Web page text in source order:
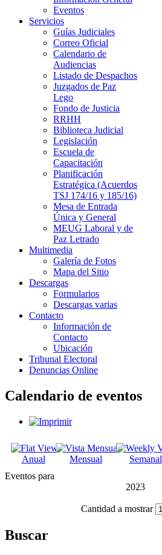
Eventos
Servicios
Guías Judiciales
Correo Oficial
Calendario de
Audiencias
Listado de Despachos
Juzgados de Paz
Lego
Fondo de Justicia
RRHH
Biblioteca Judicial
Legislación
Escuela de
Capacitación
Planificación
Estratégica (Acuerdos
TSJ 174/16 y 185/16)
Mesa de Entrada
Única y General
MEUG Laboral y de
Paz Letrado
Multimedia
Galería de Fotos
Mapa del Sitio
Descargas
Formularios
Descargas varias
Contacto
Información de
Contacto
Ubicación
Tribunal Electoral
Denuncias Online
Calendario de eventos
Anual Mensual Semanal
Eventos para
2023
Cantidad a mostrar
Buscar